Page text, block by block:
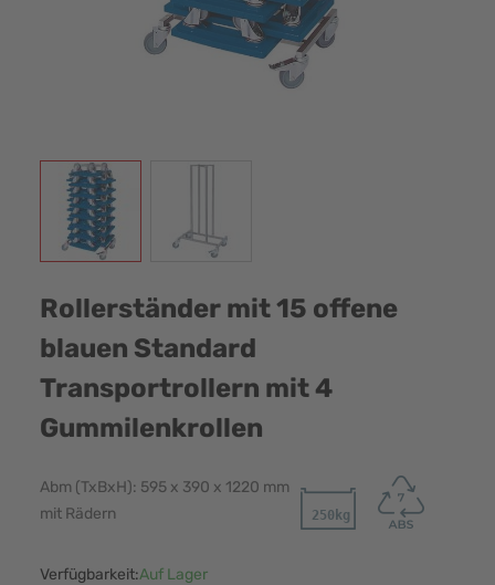
View larger imageView larger image
Rollerständer mit 15 offene
blauen Standard
Transportrollern mit 4
Gummilenkrollen
Abm (TxBxH): 595 x 390 x 1220 mm
mit Rädern
Verfügbarkeit:Auf Lager